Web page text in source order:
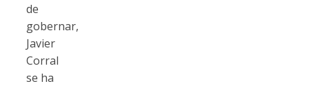
de
gobernar,
Javier
Corral
se ha